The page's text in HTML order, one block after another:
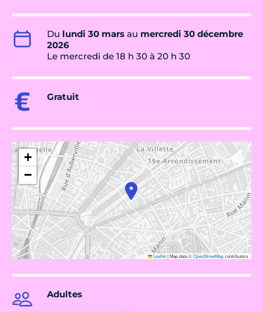
Du lundi 30 mars au mercredi 30 décembre
2026
Le mercredi de 18 h 30 à 20 h 30
Gratuit
+
−
Leaflet|Map data ©OpenStreetMapcontributors
Adultes